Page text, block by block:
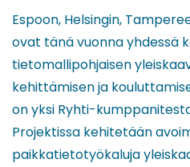
Espoon, Helsingin,
ovat tänä vuonna yhdessä
tietomallipohjaisen
kehittämisen ja
on yksi Ryhti-
Projektissa kehitetään
paikkatietotyökaluja